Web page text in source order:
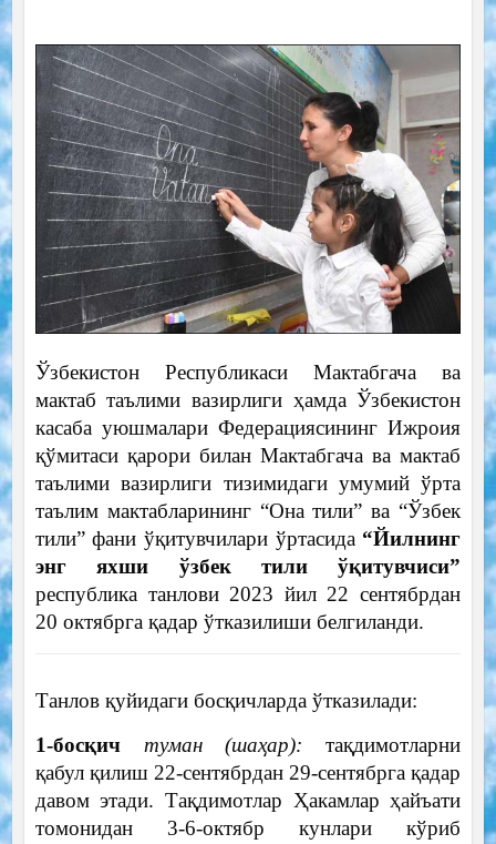
Ўзбекистон Республикаси Мактабгача ва
мактаб таълими вазирлиги ҳамда Ўзбекистон
касаба уюшмалари Федерациясининг Ижроия
қўмитаси қарори билан Мактабгача ва мактаб
таълими вазирлиги тизимидаги умумий ўрта
таълим мактабларининг “Она тили” ва “Ўзбек
тили” фани ўқитувчилари ўртасида “Йилнинг
энг яхши ўзбек тили ўқитувчиси”
республика танлови 2023 йил 22 сентябрдан
20 октябрга қадар ўтказилиши белгиланди.
Танлов қуйидаги босқичларда ўтказилади:
1-босқич
туман (шаҳар): тақдимотларни
қабул қилиш 22-сентябрдан 29-сентябрга қадар
давом этади. Тақдимотлар Ҳакамлар ҳайъати
томонидан 3-6-октябр кунлари кўриб